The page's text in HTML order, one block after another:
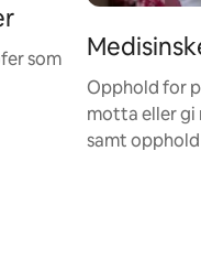
som
Opphold for
motta eller gi
samt